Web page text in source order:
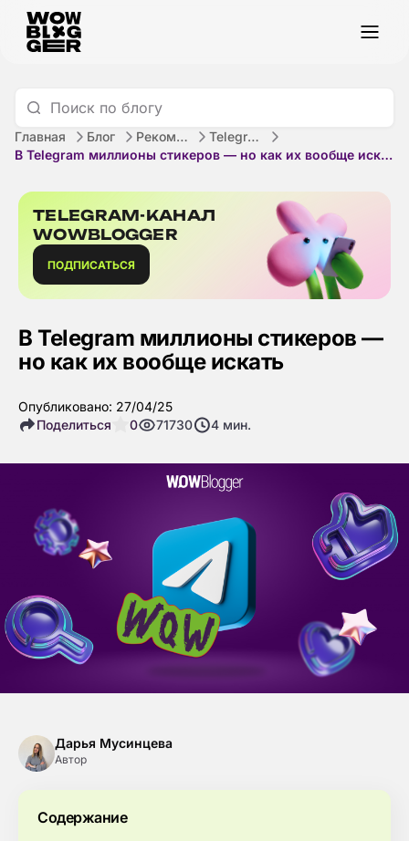
Главная Блог Рекомендации
Telegram
В Telegram миллионы стикеров — но как их вообще искать
TELEGRAM-КАНАЛ
WOWBLOGGER
ПОДПИСАТЬСЯ
В Telegram миллионы стикеров —
но как их вообще искать
Опубликовано: 27/04/25
Поделиться
0 71730 4 мин.
Дарья Мусинцева
Автор
Содержание